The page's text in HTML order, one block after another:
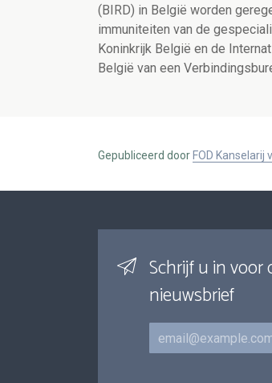
(BIRD) in België worden
immuniteiten van de
Koninkrijk België en de
België van een
Gepubliceerd door FOD
Schrijf u in voor
nieuwsbrief
E-mail